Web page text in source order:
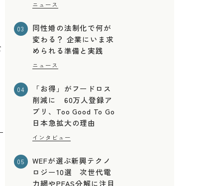
ニュース
03
同性婚の法制化で何が
変わる？ 企業にいま求
められる準備と実践
ニュース
04
「お得」がフードロス
削減に 60万人登録ア
プリ、Too Good To Go
日本急拡大の理由
インタビュー
05
WEFが選ぶ新興テクノ
ロジー10選 次世代電
力網やPFAS分解に注目